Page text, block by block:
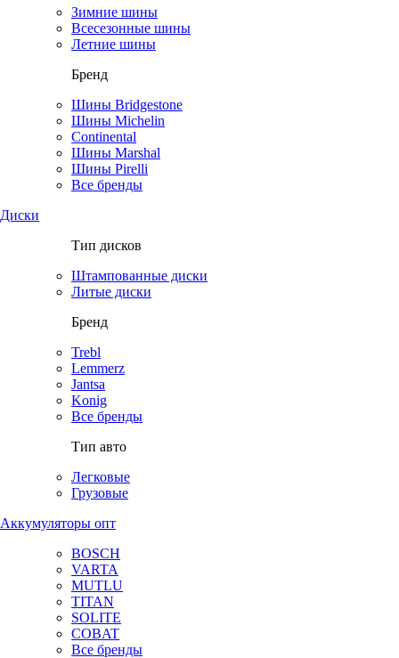
Зимние шины
Всесезонные шины
Летние шины
Бренд
Шины Bridgestone
Шины Michelin
Continental
Шины Marshal
Шины Pirelli
Все бренды
Диски
Тип дисков
Штампованные диски
Литые диски
Бренд
Trebl
Lemmerz
Jantsa
Konig
Все бренды
Тип авто
Легковые
Грузовые
Аккумуляторы опт
BOSCH
VARTA
MUTLU
TITAN
SOLITE
COBAT
Все бренды